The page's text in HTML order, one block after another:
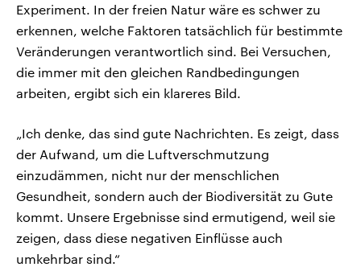
Experiment. In der freien Natur wäre es schwer zu
erkennen, welche Faktoren tatsächlich für bestimmte
Veränderungen verantwortlich sind. Bei Versuchen,
die immer mit den gleichen Randbedingungen
arbeiten, ergibt sich ein klareres Bild.
„Ich denke, das sind gute Nachrichten. Es zeigt, dass
der Aufwand, um die Luftverschmutzung
einzudämmen, nicht nur der menschlichen
Gesundheit, sondern auch der Biodiversität zu Gute
kommt. Unsere Ergebnisse sind ermutigend, weil sie
zeigen, dass diese negativen Einflüsse auch
umkehrbar sind.“